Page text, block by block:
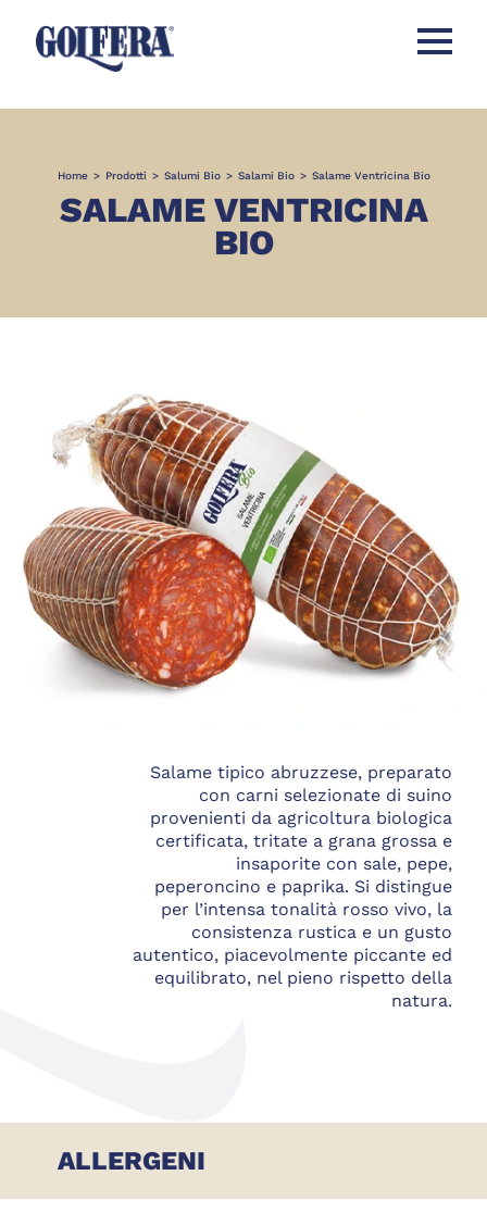
Apri
Home > Prodotti > Salumi Bio > Salami Bio > Salame Ventricina Bio
SALAME VENTRICINA
BIO
Salame tipico abruzzese, preparato
con carni selezionate di suino
provenienti da agricoltura biologica
certificata, tritate a grana grossa e
insaporite con sale, pepe,
peperoncino e paprika. Si distingue
per l’intensa tonalità rosso vivo, la
consistenza rustica e un gusto
autentico, piacevolmente piccante ed
equilibrato, nel pieno rispetto della
natura.
ALLERGENI